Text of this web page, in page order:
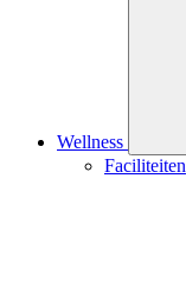
Wellness
Faciliteiten